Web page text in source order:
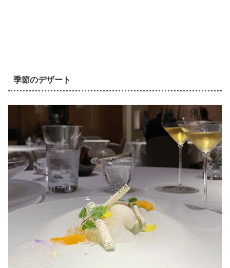
季節のデザート